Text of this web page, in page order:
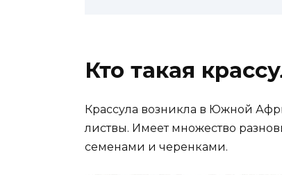
Кто такая
Крассула возникла в Южной
листвы. Имеет множество
семенами и черенками.